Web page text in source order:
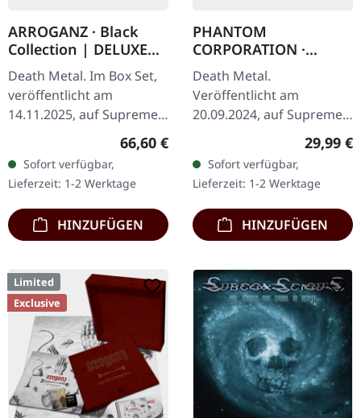
ARROGANZ · Black
Collection | DELUXE
BOX SET
Death Metal. Im Box Set,
veröffentlicht am
14.11.2025, auf Supreme
Chaos Records. Schwarze
verschiedenen Releases in
einer noblen,…
Regulärer Preis:
66,60 €
Sofort verfügbar,
Lieferzeit: 1-2 Werktage
HINZUFÜGEN
PHANTOM
CORPORATION ·
Fallout | FIRE
SPLATTER LP
Death Metal.
Veröffentlicht am
20.09.2024, auf Supreme
Chaos Records. SCR-
exklusives 'Fire Splatter'
Vinyl mit Insert, limitiert
auf 150…
29,99 €
Sofort verfügbar,
Lieferzeit: 1-2 Werktage
HINZUFÜGEN
Limited
Exclusive